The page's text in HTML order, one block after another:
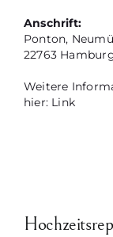
Anschrift:
Ponton,
22763
Weitere
hier: Link